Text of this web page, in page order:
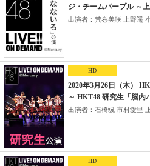
ジ・チームパープル ～
出演者：荒巻美咲 上野遥
HD
2020年3月26日（木）
～ HKT48 研究生「脳内
出演者：石橋颯 市村愛里
HD